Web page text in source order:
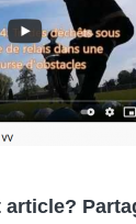
article?